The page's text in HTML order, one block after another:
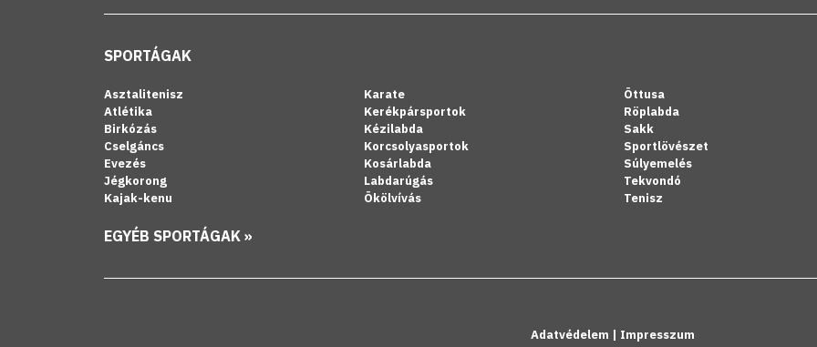
SPORTÁGAK
Asztalitenisz
Atlétika
Birkózás
Cselgáncs
Evezés
Jégkorong
Kajak-kenu
Karate
Kerékpársportok
Kézilabda
Korcsolyasportok
Kosárlabda
Labdarúgás
Ökölvívás
Öttusa
Röplabda
Sakk
Sportlövészet
Súlyemelés
Tekvondó
Tenisz
EGYÉB SPORTÁGAK »
Adatvédelem | Impresszum